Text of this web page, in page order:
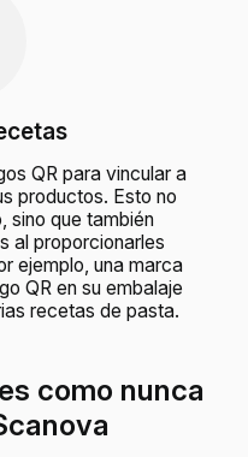
QR para vincular a
productos. Esto no
sino que también
al proporcionarles
ejemplo, una marca
QR en su embalaje
recetas de pasta.
como nunca